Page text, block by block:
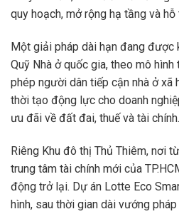
quy hoạch, mở rộng hạ tầng và hỗ
Một giải pháp dài hạn đang được
Quỹ Nhà ở quốc gia, theo mô
phép người dân tiếp cận nhà ở
thời tạo động lực cho doanh
ưu đãi về đất đai, thuế và tài chính.
Riêng Khu đô thị Thủ Thiêm, nơi
trung tâm tài chính mới của
động trở lại. Dự án Lotte Eco
hình, sau thời gian dài vướng